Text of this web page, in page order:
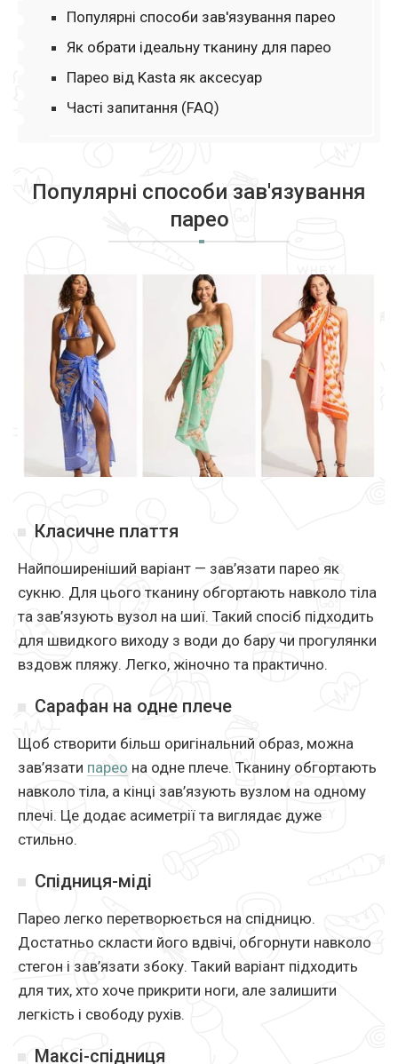
Популярні способи зав'язування парео
Як обрати ідеальну тканину для парео
Парео від Kasta як аксесуар
Часті запитання (FAQ)
Популярні способи зав'язування
парео
Класичне плаття
Найпоширеніший варіант — зав’язати парео як
сукню. Для цього тканину обгортають навколо тіла
та зав’язують вузол на шиї. Такий спосіб підходить
для швидкого виходу з води до бару чи прогулянки
вздовж пляжу. Легко, жіночно та практично.
Сарафан на одне плече
Щоб створити більш оригінальний образ, можна
зав’язати парео на одне плече. Тканину обгортають
навколо тіла, а кінці зав’язують вузлом на одному
плечі. Це додає асиметрії та виглядає дуже
стильно.
Спідниця-міді
Парео легко перетворюється на спідницю.
Достатньо скласти його вдвічі, обгорнути навколо
стегон і зав’язати збоку. Такий варіант підходить
для тих, хто хоче прикрити ноги, але залишити
легкість і свободу рухів.
Максі-спідниця